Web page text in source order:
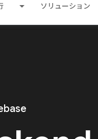
ソリューション